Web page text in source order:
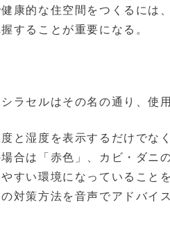
康的な住空間をつくるには
することが重要になる。
ラセルはその名の通り、使
と湿度を表示するだけでな
合は「赤色」、カビ・ダニ
すい環境になっていること
対策方法を音声でアドバイス